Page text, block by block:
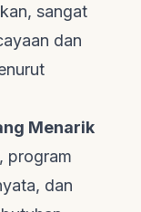
sangat
dan
Menarik
program
dan